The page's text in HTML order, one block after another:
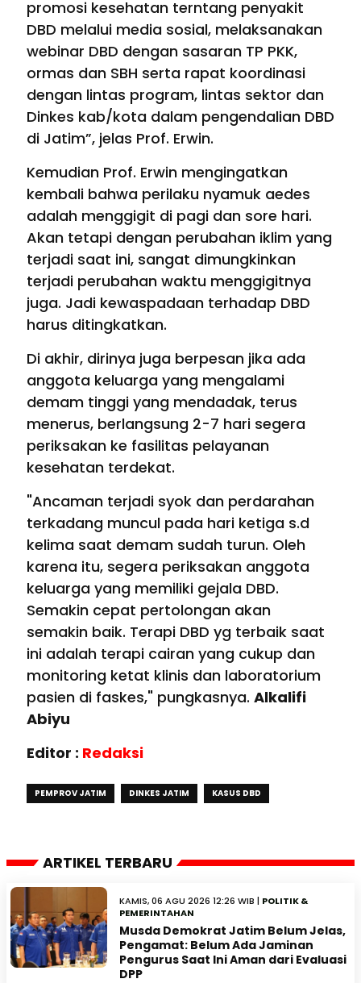
promosi kesehatan terntang penyakit
DBD melalui media sosial, melaksanakan
webinar DBD dengan sasaran TP PKK,
ormas dan SBH serta rapat koordinasi
dengan lintas program, lintas sektor dan
Dinkes kab/kota dalam pengendalian DBD
di Jatim”, jelas Prof. Erwin.
Kemudian Prof. Erwin mengingatkan
kembali bahwa perilaku nyamuk aedes
adalah menggigit di pagi dan sore hari.
Akan tetapi dengan perubahan iklim yang
terjadi saat ini, sangat dimungkinkan
terjadi perubahan waktu menggigitnya
juga. Jadi kewaspadaan terhadap DBD
harus ditingkatkan.
Di akhir, dirinya juga berpesan jika ada
anggota keluarga yang mengalami
demam tinggi yang mendadak, terus
menerus, berlangsung 2-7 hari segera
periksakan ke fasilitas pelayanan
kesehatan terdekat.
"Ancaman terjadi syok dan perdarahan
terkadang muncul pada hari ketiga s.d
kelima saat demam sudah turun. Oleh
karena itu, segera periksakan anggota
keluarga yang memiliki gejala DBD.
Semakin cepat pertolongan akan
semakin baik. Terapi DBD yg terbaik saat
ini adalah terapi cairan yang cukup dan
monitoring ketat klinis dan laboratorium
pasien di faskes," pungkasnya. Alkalifi
Abiyu
Editor : Redaksi
PEMPROV JATIM DINKES JATIM KASUS DBD
ARTIKEL TERBARU
KAMIS, 06 AGU 2026 12:26 WIB | POLITIK &
PEMERINTAHAN
Musda Demokrat Jatim Belum Jelas,
Pengamat: Belum Ada Jaminan
Pengurus Saat Ini Aman dari Evaluasi
DPP